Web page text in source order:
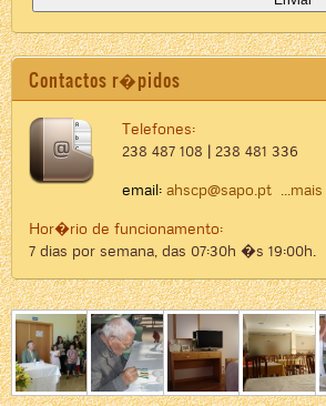
Contactos r�pidos
Telefones:
238 487 108 | 238 481 336
email: ahscp@sapo.pt ...mais
Hor�rio de funcionamento:
7 dias por semana, das 07:30h �s 19:00h.